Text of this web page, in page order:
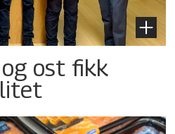
ost fikk